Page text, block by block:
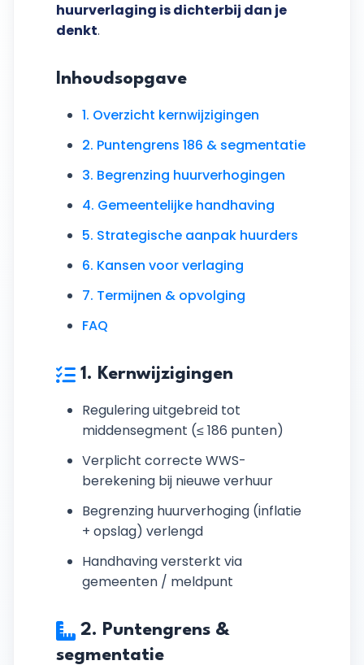
huurverlaging is dichterbij dan je
denkt.
Inhoudsopgave
1. Overzicht kernwijzigingen
2. Puntengrens 186 & segmentatie
3. Begrenzing huurverhogingen
4. Gemeentelijke handhaving
5. Strategische aanpak huurders
6. Kansen voor verlaging
7. Termijnen & opvolging
FAQ
1. Kernwijzigingen
Regulering uitgebreid tot
middensegment (≤ 186 punten)
Verplicht correcte WWS-
berekening bij nieuwe verhuur
Begrenzing huurverhoging (inflatie
+ opslag) verlengd
Handhaving versterkt via
gemeenten / meldpunt
2. Puntengrens &
segmentatie